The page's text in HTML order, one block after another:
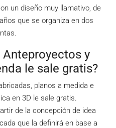
un diseño muy llamativo, de
que se organiza en dos
Anteproyectos y
le sale gratis?
planos a medida e
en 3D le sale gratis.
de la concepción de idea
que la definirá en base a